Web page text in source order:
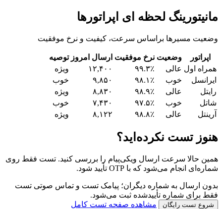
مانیتورینگ لحظه ای اپراتورها
وضعیت مسیرها براساس سرعت، کیفیت و نرخ موفقیت
اپراتور وضعیت نرخ موفقیت ارسال امروز توصیه
همراه اول عالی ۹۹.۳٪ ۱۲,۴۰۰
ویژه
ایرانسل
خوب ۹۸.۱٪ ۹,۸۵۰
خوب
رایتل
عالی ۹۸.۹٪ ۸,۸۳۰
ویژه
شاتل
خوب ۹۷.۵٪ ۷,۴۳۰
خوب
آرینتل
عالی ۹۸.۸٪ ۸,۱۲۲ ویژه
هنوز تست نکرده‌اید؟
همین حالا سرعت ارسال ویکی‌پیام را بررسی کنید. تست فقط روی
شماره‌ای انجام می‌شود که با OTP تأیید شود.
بدون ارسال به شماره دیگران؛ پیامک تست و تماس صوتی تست
فقط برای شماره تأییدشده ثبت می‌شود.
شروع تست رایگان مشاهده صفحه تست کامل